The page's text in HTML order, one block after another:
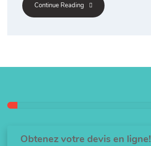
Continue Reading
Obtenez votre devis en ligne!